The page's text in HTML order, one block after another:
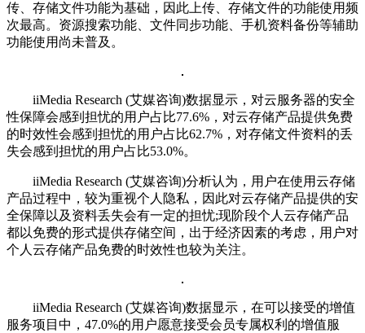
传、存储文件功能为基础，因此上传、存储文件的功能使用频
次最高。资源搜索功能、文件同步功能、手机资料备份等辅助
功能使用尚未普及。
iiMedia Research (艾媒咨询)数据显示，对云服务器的安全
性保障会感到担忧的用户占比77.6%，对云存储产品提供免费
的时效性会感到担忧的用户占比62.7%，对存储文件资料的丢
失会感到担忧的用户占比53.0%。
iiMedia Research (艾媒咨询)分析认为，用户在使用云存储
产品过程中，较为重视个人隐私，因此对云存储产品提供的安
全保障以及资料丢失会有一定的担忧;现阶段个人云存储产品
都以免费的形式提供存储空间，出于经济因素的考虑，用户对
个人云存储产品免费的时效性也较为关注。
iiMedia Research (艾媒咨询)数据显示，在可以接受的增值
服务项目中，47.0%的用户愿意接受会员专属权利的增值服